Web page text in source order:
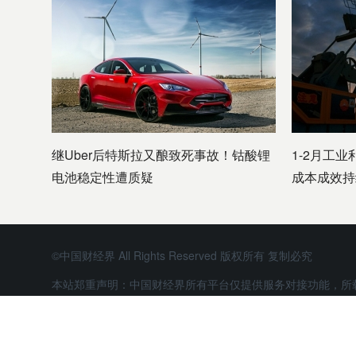
继Uber后特斯拉又酿致死事故！钴酸锂
电池稳定性遭质疑
1-2月工业
成本成效
©中国财经界 All Rights Reserved 版权所有 复制必究
本站郑重声明：中国财经界所有平台仅提供服务对接功能，